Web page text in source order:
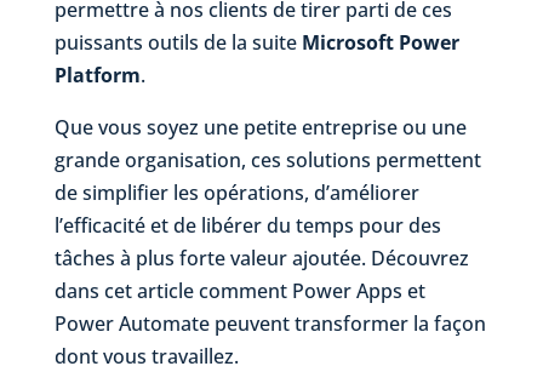
permettre à nos clients de tirer parti de ces
puissants outils de la suite Microsoft Power
Platform.
Que vous soyez une petite entreprise ou une
grande organisation, ces solutions permettent
de simplifier les opérations, d’améliorer
l’efficacité et de libérer du temps pour des
tâches à plus forte valeur ajoutée. Découvrez
dans cet article comment Power Apps et
Power Automate peuvent transformer la façon
dont vous travaillez.